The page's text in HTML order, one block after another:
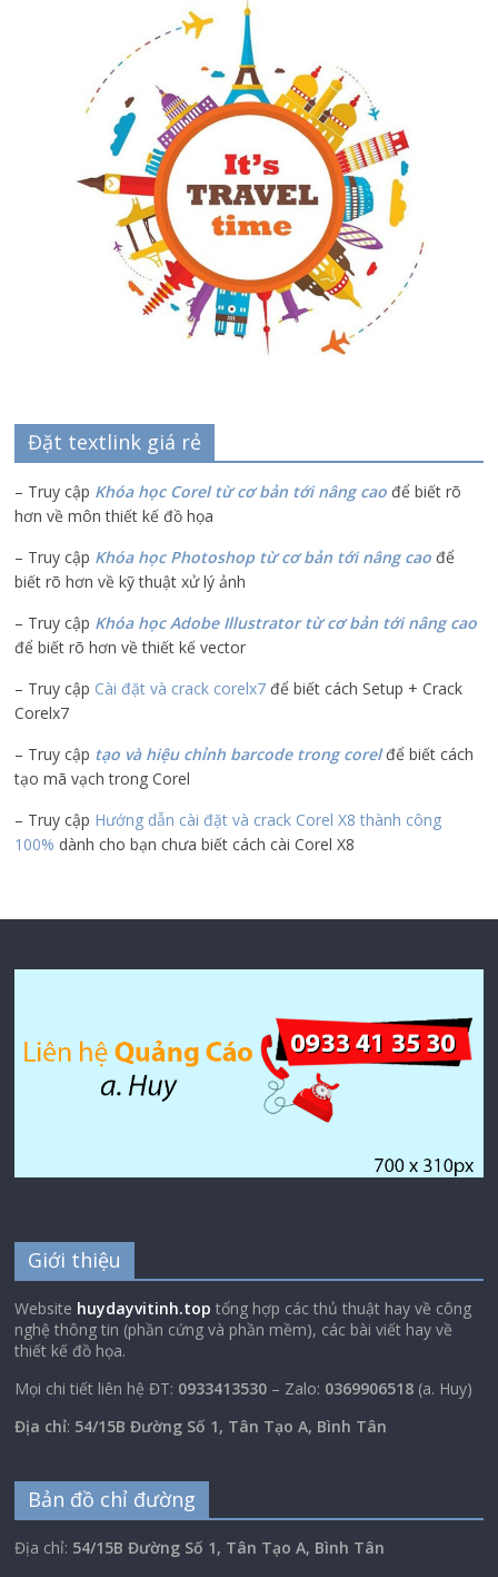
Đặt textlink giá rẻ
– Truy cập Khóa học Corel từ cơ bản tới nâng cao để biết rõ
hơn về môn thiết kế đồ họa
– Truy cập Khóa học Photoshop từ cơ bản tới nâng cao để
biết rõ hơn về kỹ thuật xử lý ảnh
– Truy cập Khóa học Adobe Illustratortừ cơ bản tới nâng cao
để biết rõ hơn về thiết kế vector
– Truy cập Cài đặt và crack corelx7 để biết cách Setup + Crack
Corelx7
– Truy cập tạo và hiệu chỉnh barcode trong corelđể biết cách
tạo mã vạch trong Corel
– Truy cập Hướng dẫn cài đặt và crack Corel X8 thành công
100% dành cho bạn chưa biết cách cài Corel X8
Giới thiệu
Website huydayvitinh.top tổng hợp các thủ thuật hay về công
nghệ thông tin (phần cứng và phần mềm), các bài viết hay về
thiết kế đồ họa.
Mọi chi tiết liên hệ ĐT: 0933413530 – Zalo: 0369906518 (a. Huy)
Địa chỉ: 54/15B Đường Số 1, Tân Tạo A, Bình Tân
Bản đồ chỉ đường
Địa chỉ: 54/15B Đường Số 1, Tân Tạo A, Bình Tân